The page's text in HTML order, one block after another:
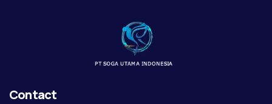
Contact